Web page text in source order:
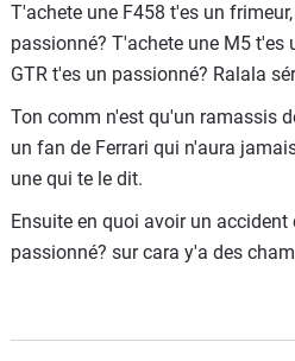
T'achete une F458 t'es un
passionné? T'achete une M5 t'es
GTR t'es un passionné? Ralala
Ton comm n'est qu'un ramassis
un fan de Ferrari qui n'aura
une qui te le dit.
Ensuite en quoi avoir un accident
passionné? sur cara y'a des